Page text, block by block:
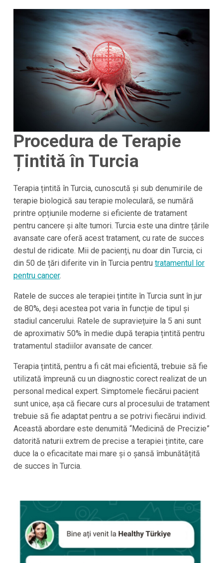
Procedura de Terapie
Țintită în Turcia
Terapia țintită în Turcia, cunoscută și sub denumirile de
terapie biologică sau terapie moleculară, se numără
printre opțiunile moderne si eficiente de tratament
pentru cancere și alte tumori. Turcia este una dintre țările
avansate care oferă acest tratament, cu rate de succes
destul de ridicate. Mii de pacienți, nu doar din Turcia, ci
din 50 de țări diferite vin în Turcia pentru tratamentul lor
pentru cancer.
Ratele de succes ale terapiei țintite în Turcia sunt în jur
de 80%, deși acestea pot varia în funcție de tipul și
stadiul cancerului. Ratele de supraviețuire la 5 ani sunt
de aproximativ 50% în medie după terapia țintită pentru
tratamentul stadiilor avansate de cancer.
Terapia țintită, pentru a fi cât mai eficientă, trebuie să fie
utilizată împreună cu un diagnostic corect realizat de un
personal medical expert. Simptomele fiecărui pacient
sunt unice, așa că fiecare curs al procesului de tratament
trebuie să fie adaptat pentru a se potrivi fiecărui individ.
Această abordare este denumită “Medicină de Precizie”
datorită naturii extrem de precise a terapiei țintite, care
duce la o eficacitate mai mare și o șansă îmbunătățită
de succes în Turcia.